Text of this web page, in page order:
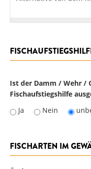
Ist der Damm / Wehr /
Fischaufstiegshilfe
Ja
Nein
FISCHARTEN IM